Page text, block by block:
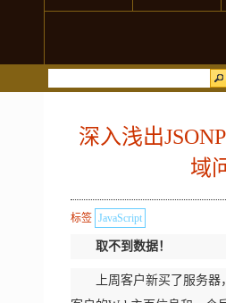
深入浅出
域
标签 JavaScript
取不到数据！
上周客户新买了服务